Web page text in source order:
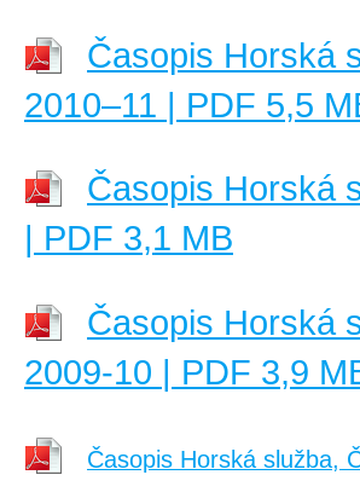
Časopis Horská
2010–11 | PDF 5,5
Časopis Horská
| PDF 3,1 MB
Časopis Horská
2009-10 | PDF 3,9
Časopis Horská služba,